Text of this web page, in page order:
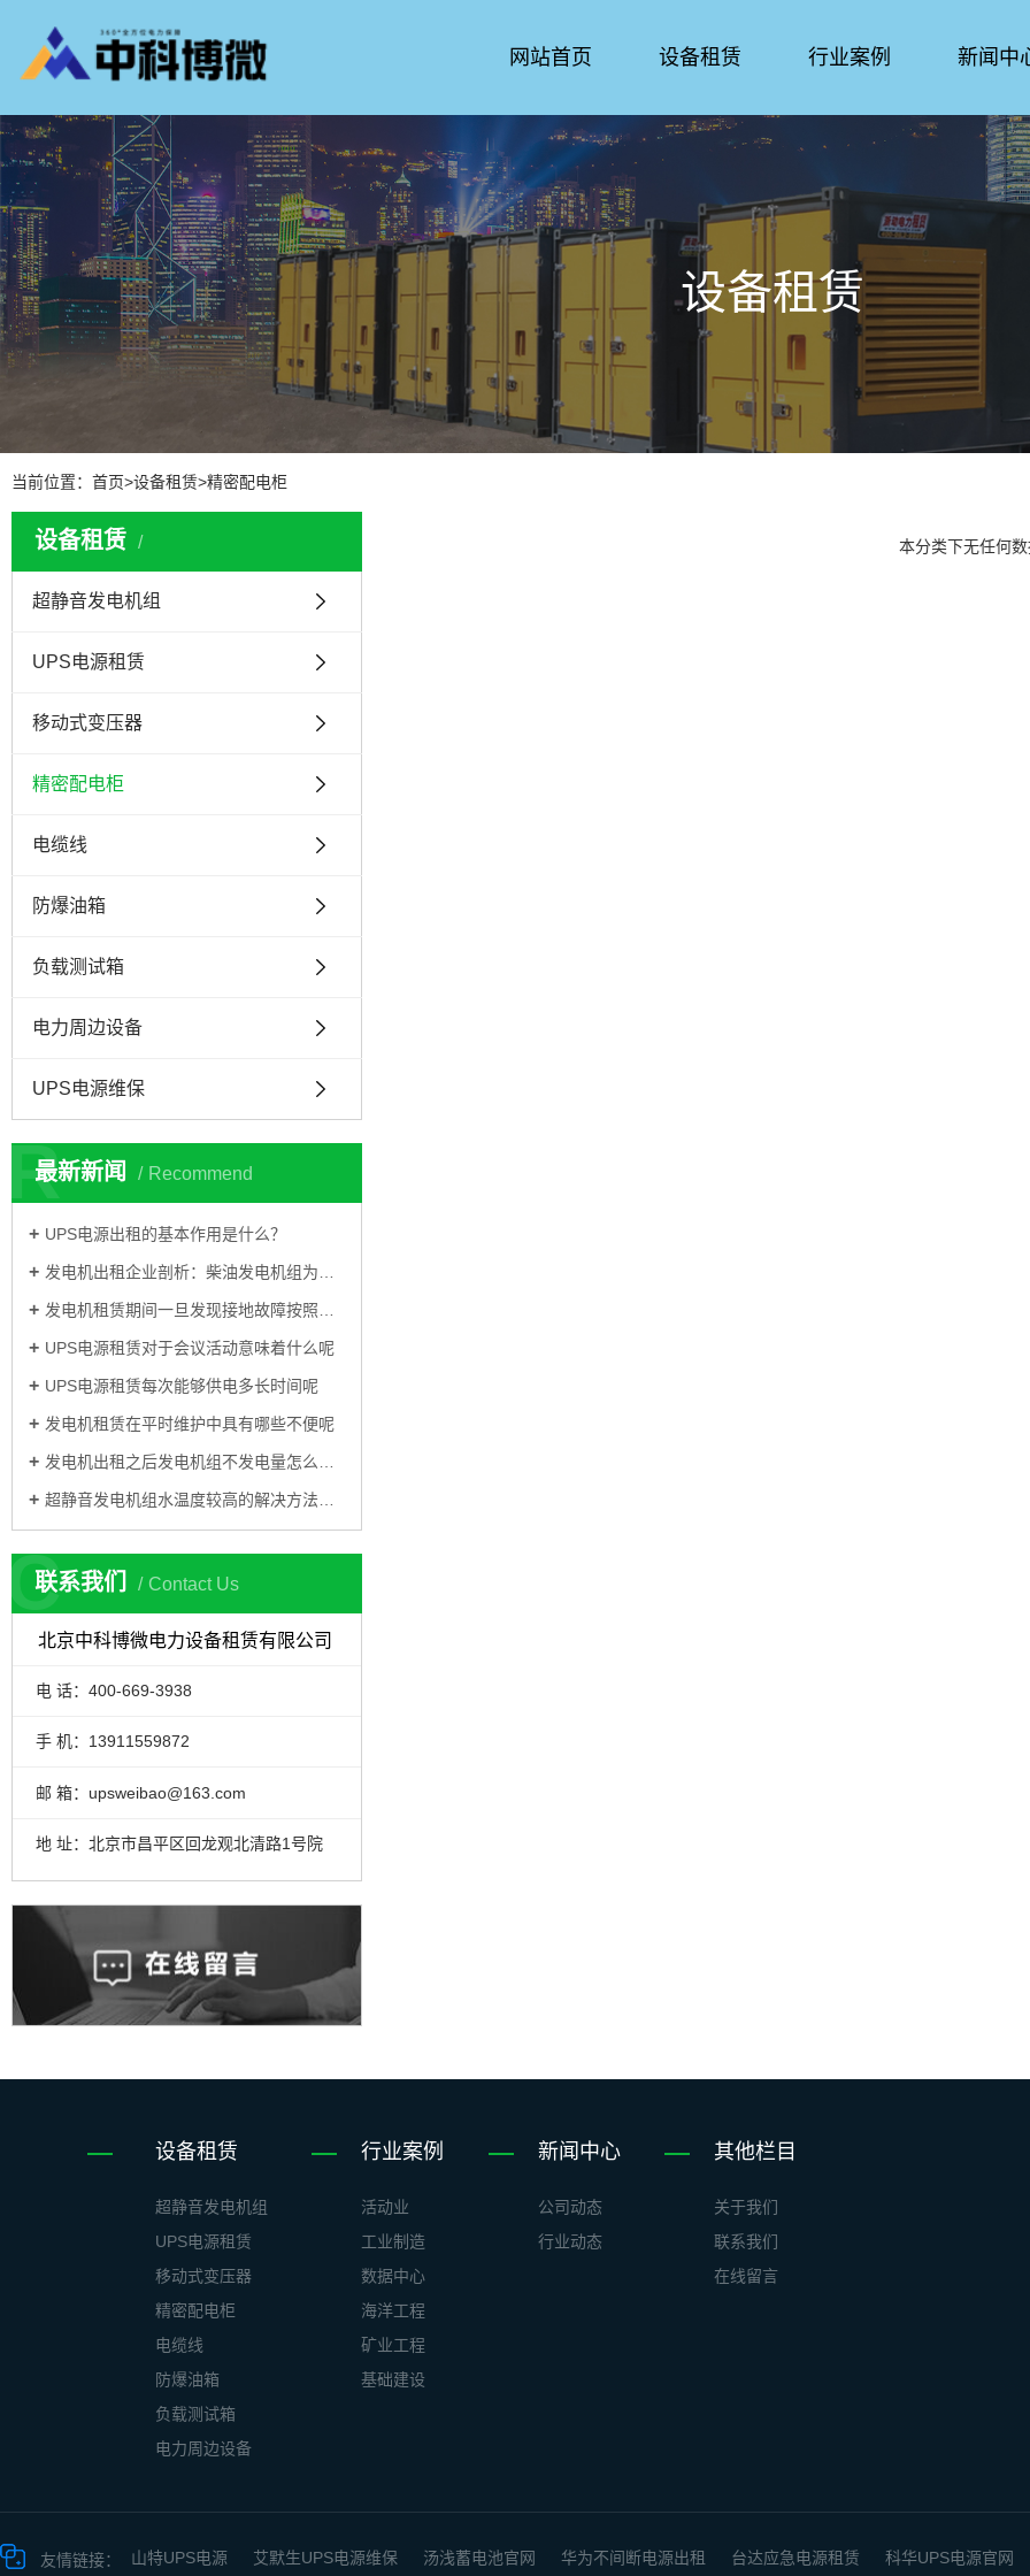
网站首页 设备租赁 行业案例 新闻中
设备租赁
当前位置： 首页>设备租赁>精密配电柜
设备租赁
超静音发电机组
UPS电源租赁
移动式变压器
精密配电柜
电缆线
防爆油箱
负载测试箱
电力周边设备
UPS电源维保
最新新闻 Recommend
R
UPS电源出租的基本作用是什么？
发电机出租企业剖析：柴油发电机组为什么会出现过热现象
发电机租赁期间一旦发现接地故障按照以下方法
UPS电源租赁对于会议活动意味着什么呢
UPS电源租赁每次能够供电多长时间呢
发电机租赁在平时维护中具有哪些不便呢
发电机出租之后发电机组不发电量怎么解决
超静音发电机组水温度较高的解决方法有哪些
联系我们 Contact Us
C
北京中科博微电力设备租赁有限公司
电 话：400-669-3938
手 机：13911559872
邮 箱：upsweibao@163.com
地 址：北京市昌平区回龙观北清路1号院
本分类下无任何
设备租赁
超静音发电机组
UPS电源租赁
移动式变压器
精密配电柜
电缆线
防爆油箱
负载测试箱
电力周边设备
行业案例
活动业
工业制造
数据中心
海洋工程
矿业工程
基础建设
新闻中心
公司动态
行业动态
其他栏目
关于我们
联系我们
在线留言
友情链接： 山特UPS电源 艾默生UPS电源维保 汤浅蓄电池官网 华为不间断电源出租 台达应急电源租赁 科华UPS电源官网